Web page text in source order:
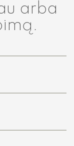
arba